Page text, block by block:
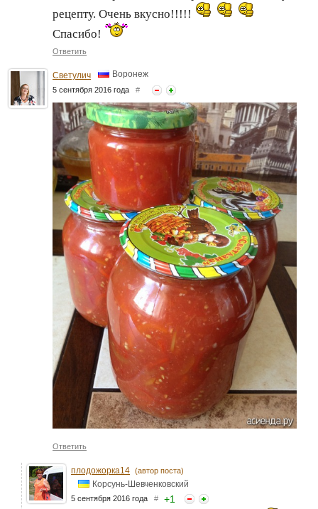
рецепту. Очень вкусно!!!!!
Спасибо!
Ответить
Светулич Воронеж
5 сентября 2016 года #
Ответить
плодожорка14 (автор поста)
Корсунь-Шевченковский
5 сентября 2016 года # +1